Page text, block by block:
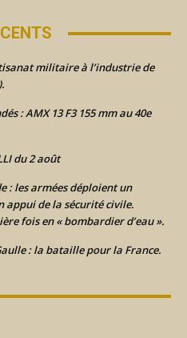
militaire à l’industrie de
: AMX 13 F3 155 mm au 40e
du 2 août
: les armées déploient un
appui de la sécurité civile.
fois en « bombardier d’eau ».
: la bataille pour la France.